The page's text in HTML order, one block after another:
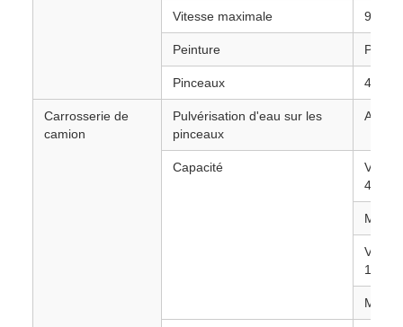
Vitesse maximale 90km/
Peinture
Pinceaux 4
Carrosserie de
camion
Pulvérisation d'eau sur les
pinceaux
Avec
Capacité
4,2
1,2